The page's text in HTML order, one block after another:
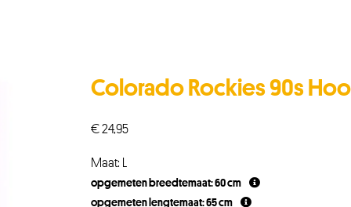
Colorado Rockies 90s
€24,95
Maat: L
opgemeten breedtemaat: 60 cm
opgemeten lengtemaat: 65 cm